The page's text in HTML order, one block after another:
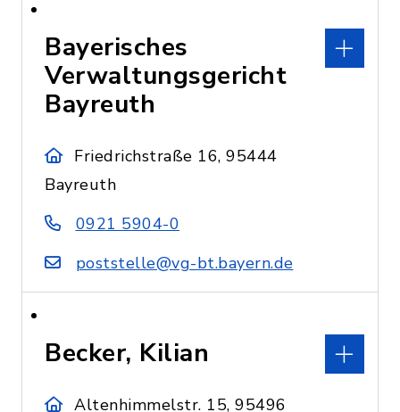
Bayerisches
Verwaltungsgericht
Bayreuth
Friedrichstraße 16, 95444
Bayreuth
0921 5904-0
poststelle@vg-bt.bayern.de
Becker, Kilian
Altenhimmelstr. 15, 95496